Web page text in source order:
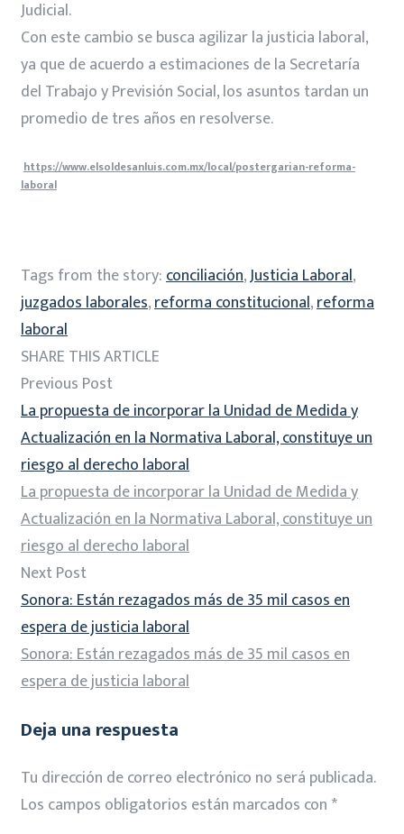
Judicial.
Con este cambio se busca agilizar la justicia laboral,
ya que de acuerdo a estimaciones de la Secretaría
del Trabajo y Previsión Social, los asuntos tardan un
promedio de tres años en resolverse.
https://www.elsoldesanluis.com.mx/local/postergarian-reforma-
laboral
Tags from the story:conciliación,Justicia Laboral,
juzgados laborales,reforma constitucional,reforma
laboral
SHARE THIS ARTICLE
Previous Post
La propuesta de incorporar la Unidad de Medida y
Actualización en la Normativa Laboral, constituye un
riesgo al derecho laboral
La propuesta de incorporar la Unidad de Medida y
Actualización en la Normativa Laboral, constituye un
riesgo al derecho laboral
Next Post
Sonora: Están rezagados más de 35 mil casos en
espera de justicia laboral
Sonora: Están rezagados más de 35 mil casos en
espera de justicia laboral
Deja una respuesta
Tu dirección de correo electrónico no será publicada.
Los campos obligatorios están marcados con *